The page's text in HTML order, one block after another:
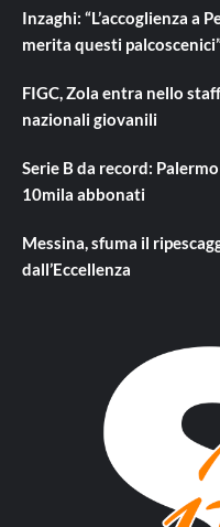
Inzaghi: “L’accoglienza a
merita questi
FIGC, Zola entra nello
nazionali giovanili
Serie B da record:
10mila abbonati
Messina, sfuma il
dall’Eccellenza